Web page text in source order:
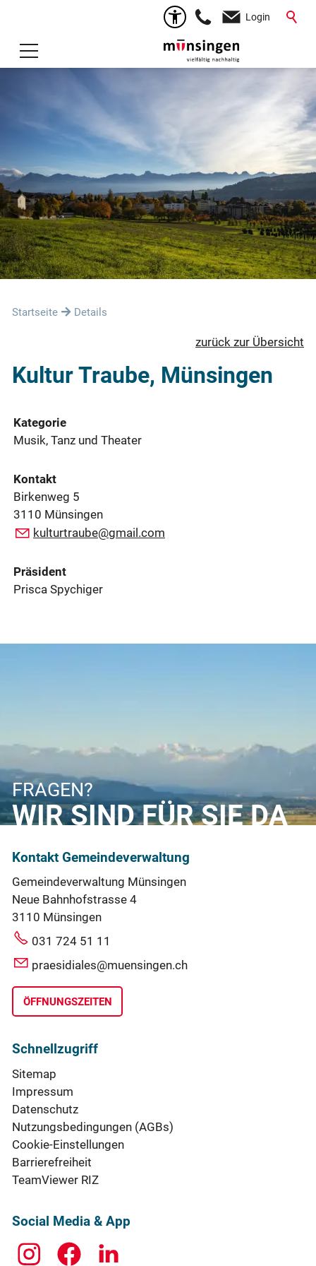
Login
Startseite Details
zurück zur Übersicht
Kultur Traube, Münsingen
Kategorie
Musik, Tanz und Theater
Kontakt
Birkenweg 5
3110 Münsingen
kulturtraube@gmail.com
Präsident
Prisca Spychiger
FRAGEN?
WIR SIND FÜR SIE DA
Kontakt Gemeindeverwaltung
Gemeindeverwaltung Münsingen
Neue Bahnhofstrasse 4
3110 Münsingen
031 724 51 11
praesidiales@muensingen.ch
ÖFFNUNGSZEITEN
Schnellzugriff
Sitemap
Impressum
Datenschutz
Nutzungsbedingungen (AGBs)
Cookie-Einstellungen
Barrierefreiheit
TeamViewer RIZ
Social Media & App